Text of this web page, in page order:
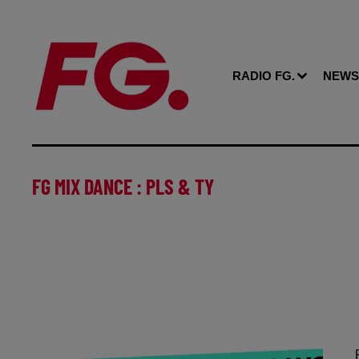
RADIO FG. NEWS
FG MIX DANCE : PLS & TY